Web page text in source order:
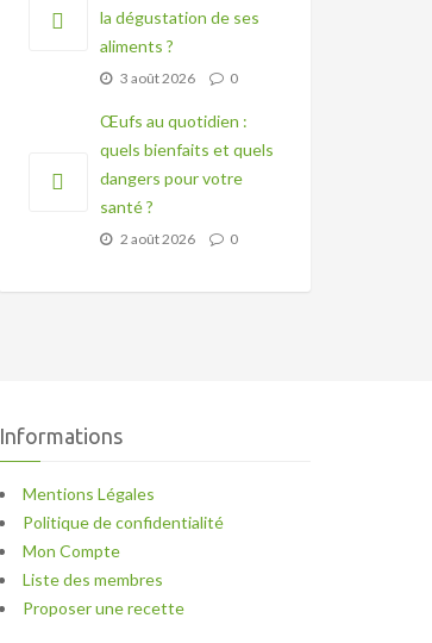
la dégustation de ses
aliments ?
3 août 2026 0
Œufs au quotidien :
quels bienfaits et quels
dangers pour votre
santé ?
2 août 2026 0
Informations
Mentions Légales
Politique de confidentialité
Mon Compte
Liste des membres
Proposer une recette